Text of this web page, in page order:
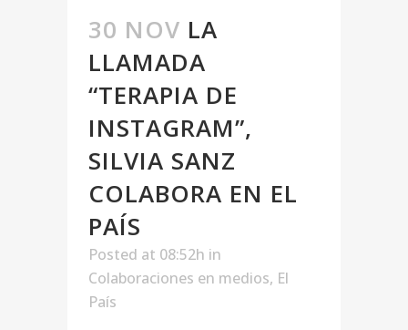
30 NOV LA
LLAMADA
“TERAPIA DE
INSTAGRAM”,
SILVIA SANZ
COLABORA EN EL
PAÍS
Posted at 08:52h in
Colaboraciones en medios, El
País